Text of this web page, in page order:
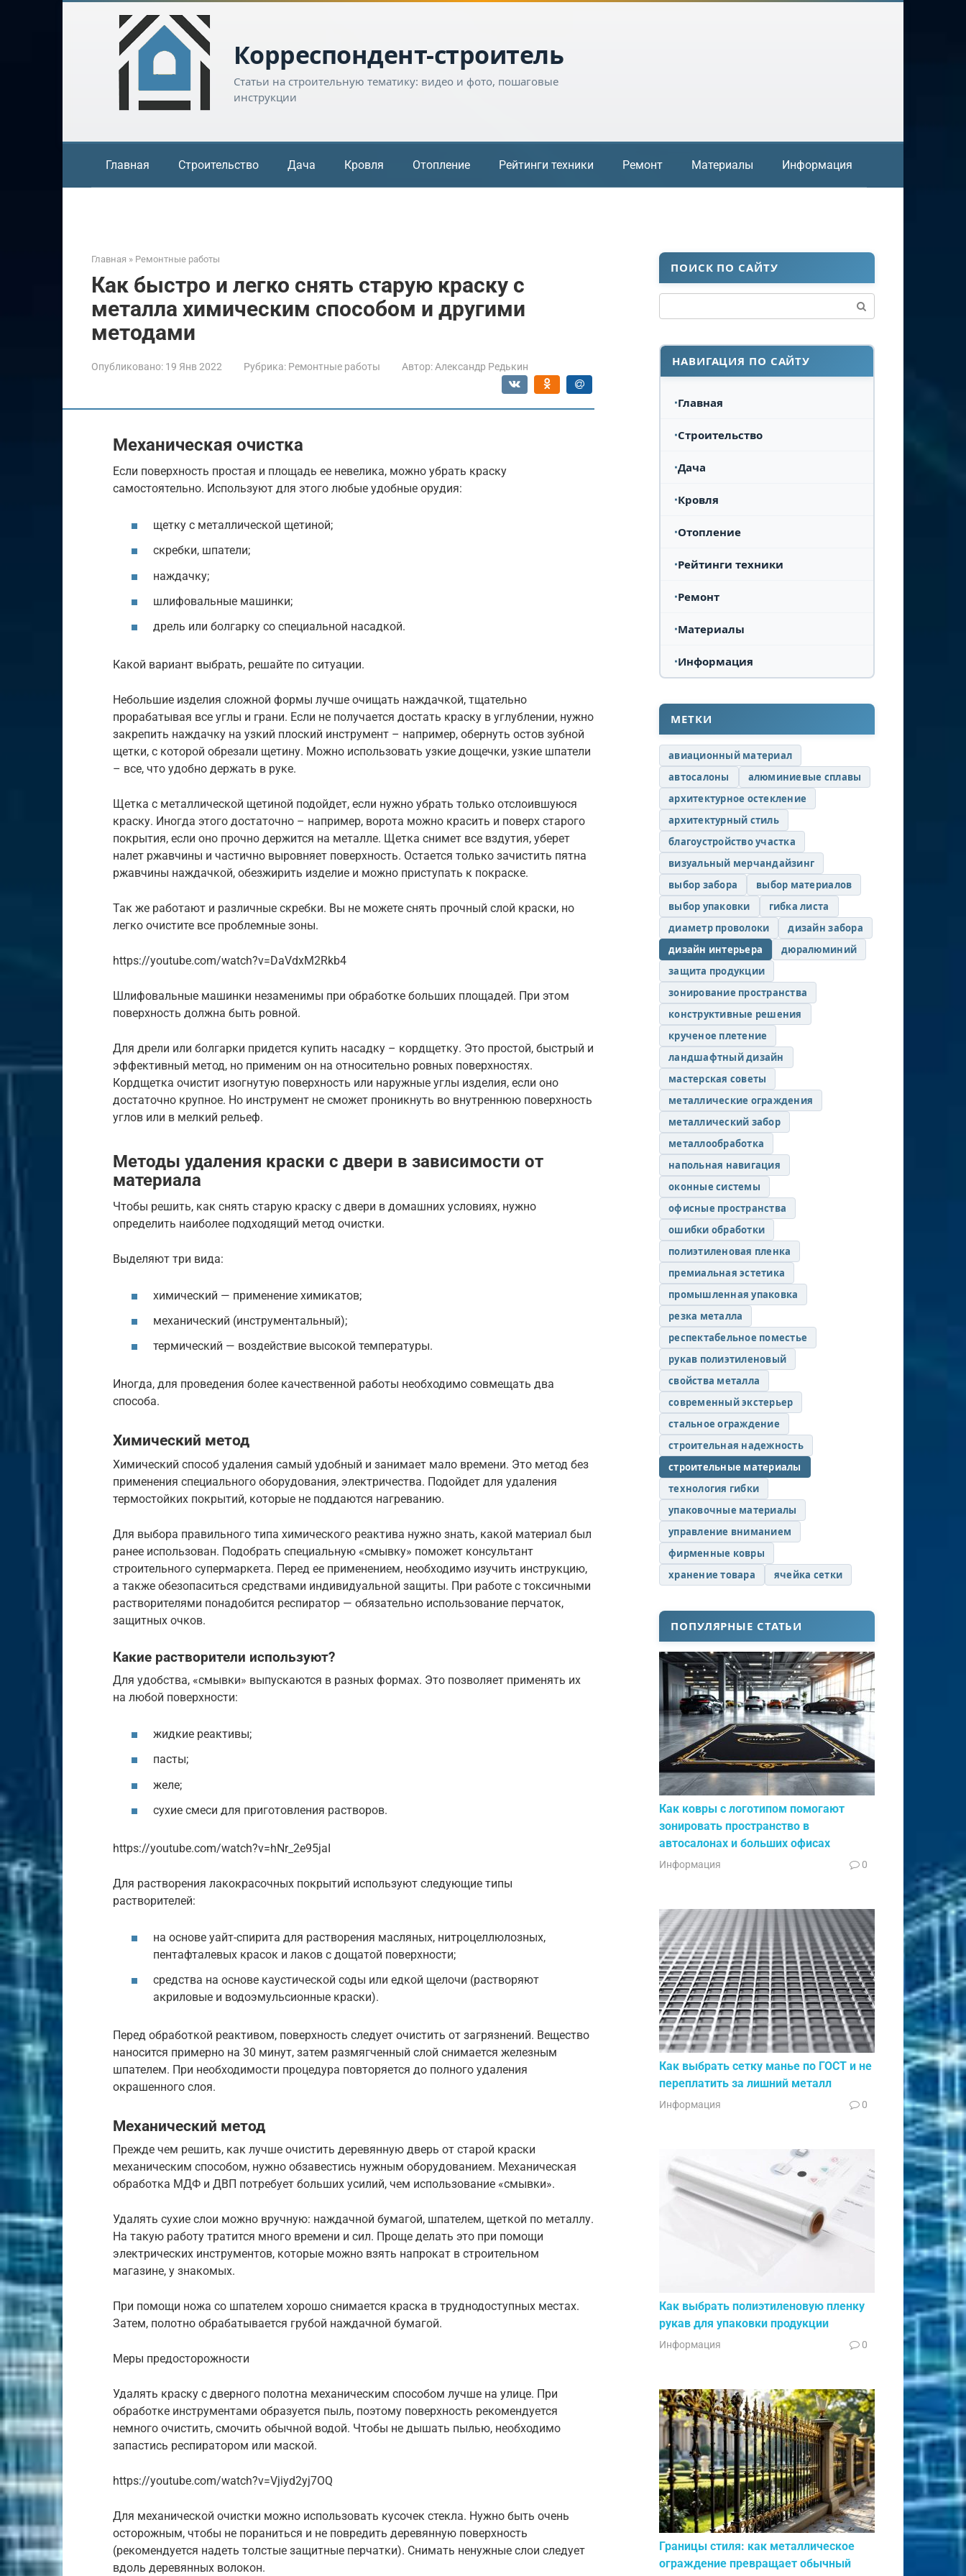
Корреспондент-строитель
Статьи на строительную тематику: видео и фото, пошаговые
инструкции
Главная Строительство Дача Кровля Отопление Рейтинги техники Ремонт Материалы Информация
Главная » Ремонтные работы
Как быстро и легко снять старую краску с
металла химическим способом и другими
методами
Опубликовано: 19 Янв 2022 Рубрика: Ремонтные работы Автор: Александр Редькин
Механическая очистка
Если поверхность простая и площадь ее невелика, можно убрать краску
самостоятельно. Используют для этого любые удобные орудия:
щетку с металлической щетиной;
скребки, шпатели;
наждачку;
шлифовальные машинки;
дрель или болгарку со специальной насадкой.
Какой вариант выбрать, решайте по ситуации.
Небольшие изделия сложной формы лучше очищать наждачкой, тщательно
прорабатывая все углы и грани. Если не получается достать краску в углублении, нужно
закрепить наждачку на узкий плоский инструмент – например, обернуть остов зубной
щетки, с которой обрезали щетину. Можно использовать узкие дощечки, узкие шпатели
– все, что удобно держать в руке.
Щетка с металлической щетиной подойдет, если нужно убрать только отслоившуюся
краску. Иногда этого достаточно – например, ворота можно красить и поверх старого
покрытия, если оно прочно держится на металле. Щетка снимет все вздутия, уберет
налет ржавчины и частично выровняет поверхность. Остается только зачистить пятна
ржавчины наждачкой, обезжирить изделие и можно приступать к покраске.
Так же работают и различные скребки. Вы не можете снять прочный слой краски, но
легко очистите все проблемные зоны.
https://youtube.com/watch?v=DaVdxM2Rkb4
Шлифовальные машинки незаменимы при обработке больших площадей. При этом
поверхность должна быть ровной.
Для дрели или болгарки придется купить насадку – кордщетку. Это простой, быстрый и
эффективный метод, но применим он на относительно ровных поверхностях.
Кордщетка очистит изогнутую поверхность или наружные углы изделия, если оно
достаточно крупное. Но инструмент не сможет проникнуть во внутреннюю поверхность
углов или в мелкий рельеф.
Методы удаления краски с двери в зависимости от
материала
Чтобы решить, как снять старую краску с двери в домашних условиях, нужно
определить наиболее подходящий метод очистки.
Выделяют три вида:
химический — применение химикатов;
механический (инструментальный);
термический — воздействие высокой температуры.
Иногда, для проведения более качественной работы необходимо совмещать два
способа.
Химический метод
Химический способ удаления самый удобный и занимает мало времени. Это метод без
применения специального оборудования, электричества. Подойдет для удаления
термостойких покрытий, которые не поддаются нагреванию.
Для выбора правильного типа химического реактива нужно знать, какой материал был
ранее использован. Подобрать специальную «смывку» поможет консультант
строительного супермаркета. Перед ее применением, необходимо изучить инструкцию,
а также обезопаситься средствами индивидуальной защиты. При работе с токсичными
растворителями понадобится респиратор — обязательно использование перчаток,
защитных очков.
Какие растворители используют?
Для удобства, «смывки» выпускаются в разных формах. Это позволяет применять их
на любой поверхности:
жидкие реактивы;
пасты;
желе;
сухие смеси для приготовления растворов.
https://youtube.com/watch?v=hNr_2e95jaI
Для растворения лакокрасочных покрытий используют следующие типы
растворителей:
на основе уайт-спирита для растворения масляных, нитроцеллюлозных,
пентафталевых красок и лаков с дощатой поверхности;
средства на основе каустической соды или едкой щелочи (растворяют
акриловые и водоэмульсионные краски).
Перед обработкой реактивом, поверхность следует очистить от загрязнений. Вещество
наносится примерно на 30 минут, затем размягченный слой снимается железным
шпателем. При необходимости процедура повторяется до полного удаления
окрашенного слоя.
Механический метод
Прежде чем решить, как лучше очистить деревянную дверь от старой краски
механическим способом, нужно обзавестись нужным оборудованием. Механическая
обработка МДФ и ДВП потребует больших усилий, чем использование «смывки».
Удалять сухие слои можно вручную: наждачной бумагой, шпателем, щеткой по металлу.
На такую работу тратится много времени и сил. Проще делать это при помощи
электрических инструментов, которые можно взять напрокат в строительном
магазине, у знакомых.
При помощи ножа со шпателем хорошо снимается краска в труднодоступных местах.
Затем, полотно обрабатывается грубой наждачной бумагой.
Меры предосторожности
Удалять краску с дверного полотна механическим способом лучше на улице. При
обработке инструментами образуется пыль, поэтому поверхность рекомендуется
немного очистить, смочить обычной водой. Чтобы не дышать пылью, необходимо
запастись респиратором или маской.
https://youtube.com/watch?v=Vjiyd2yj7OQ
Для механической очистки можно использовать кусочек стекла. Нужно быть очень
осторожным, чтобы не пораниться и не повредить деревянную поверхность
(рекомендуется надеть толстые защитные перчатки). Снимать ненужные слои следует
вдоль деревянных волокон.
ПОИСК ПО САЙТУ
НАВИГАЦИЯ ПО САЙТУ
Главная
Строительство
Дача
Кровля
Отопление
Рейтинги техники
Ремонт
Материалы
Информация
МЕТКИ
авиационный материал
автосалоны
алюминиевые сплавы
архитектурное остекление
архитектурный стиль
благоустройство участка
визуальный мерчандайзинг
выбор забора
выбор материалов
выбор упаковки
гибка листа
диаметр проволоки
дизайн забора
дизайн интерьера
дюралюминий
защита продукции
зонирование пространства
конструктивные решения
крученое плетение
ландшафтный дизайн
мастерская советы
металлические ограждения
металлический забор
металлообработка
напольная навигация
оконные системы
офисные пространства
ошибки обработки
полиэтиленовая пленка
премиальная эстетика
промышленная упаковка
резка металла
респектабельное поместье
рукав полиэтиленовый
свойства металла
современный экстерьер
стальное ограждение
строительная надежность
строительные материалы
технология гибки
упаковочные материалы
управление вниманием
фирменные ковры
хранение товара
ячейка сетки
ПОПУЛЯРНЫЕ СТАТЬИ
Как ковры с логотипом помогают
зонировать пространство в
автосалонах и больших офисах
Информация 0
Как выбрать сетку манье по ГОСТ и не
переплатить за лишний металл
Информация 0
Как выбрать полиэтиленовую пленку
рукав для упаковки продукции
Информация 0
Границы стиля: как металлическое
ограждение превращает обычный